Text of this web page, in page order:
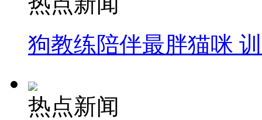
狗教练陪伴最胖猫咪
热点新闻